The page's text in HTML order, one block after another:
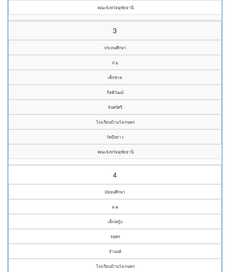
คณะจังหวัดอุทัยธานี
3
ประถมศึกษา
ป.๖
เด็กชาย
กิตติวัฒน์
จันทร์ศรี
โรงเรียนบ้านวังเกษตร
วัดบึงยาว
คณะจังหวัดอุทัยธานี
4
มัธยมศึกษา
ม.๒
เด็กหญิง
จตุพร
จำนงค์
โรงเรียนบ้านวังเกษตร